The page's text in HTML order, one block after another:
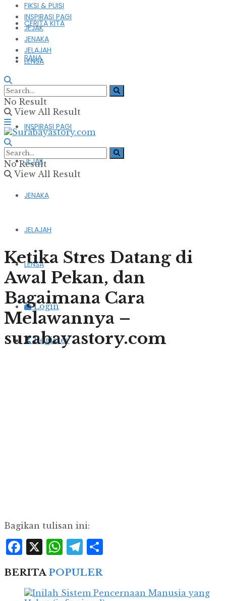
CERITA KITA
RANA
FIKSI & PUISI
INSPIRASI PAGI
JEJAK
JENAKA
JELAJAH
LENSA
Login
Register
FIKSI & PUISI
INSPIRASI PAGI
JEJAK
JENAKA
JELAJAH
LENSA
No Result
View All Result
No Result
View All Result
Ketika Stres Datang di
Awal Pekan, dan
Bagaimana Cara
Melawannya –
surabayastory.com
Bagikan tulisan ini:
Facebook
X WhatsApp
Telegram
BERITAPOPULER